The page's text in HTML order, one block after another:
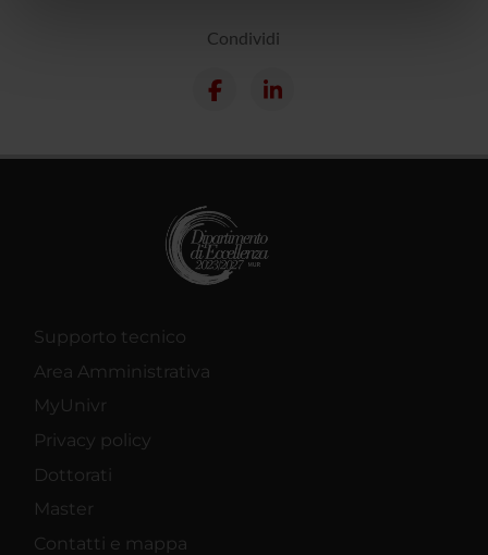
pubblicità e social media, i quali potrebbero combinarle
raccolto dal tuo utilizzo dei loro servizi.
Condividi
Supporto tecnico
Area Amministrativa
MyUnivr
Privacy policy
Dottorati
Master
Contatti e mappa